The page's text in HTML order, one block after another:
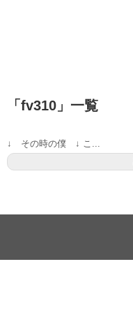
「 fv310 」 一覧
↓ その時の僕 ↓ こ...